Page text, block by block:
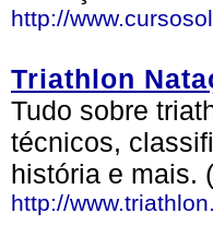
http://
Triathlon
Tudo sobre
técnicos,
história e mais.
http://